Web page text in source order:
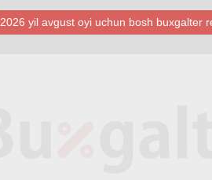
2026 yil avgust oyi uchun bosh buхgalter